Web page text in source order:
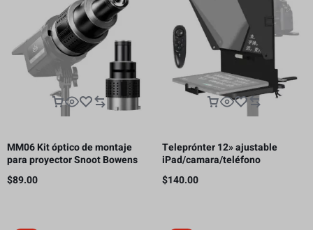
MM06 Kit óptico de montaje
para proyector Snoot Bowens
con 5 colores de Gobos y 35
inserciones gráficas
$89.00
Teleprónter 12» ajustable
iPad/camara/teléfono
inteligente
$140.00